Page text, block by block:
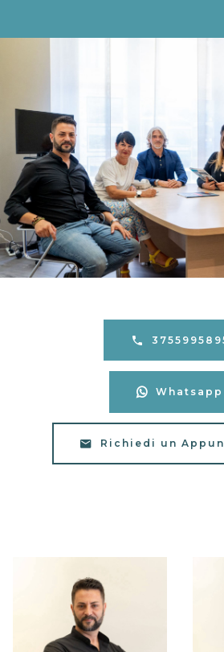
Whatsapp
Richiedi un